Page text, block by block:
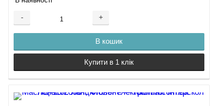
- +
В кошик
Купити в 1 клік